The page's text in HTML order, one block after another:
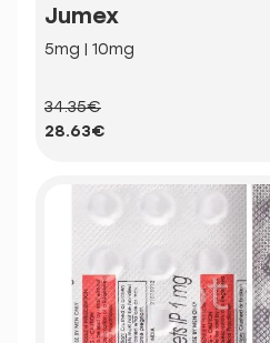
Jumex
5mg | 10mg
34.35€
28.63€